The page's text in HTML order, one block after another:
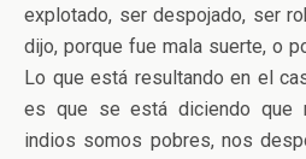
explotado, ser despojado, ser
dijo, porque fue mala suerte, o
Lo que está resultando en el
es que se está diciendo que
indios somos pobres, nos